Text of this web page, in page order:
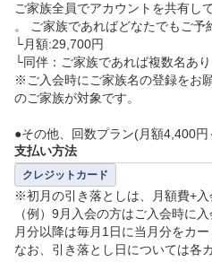
ご家族全員でアカウントを共有し
。 ご家族であればどなたでもご予
└月額:29,700円
└同伴：ご家族であれば複数名あり
※ご入会時にご家族名の登録をお
のご家族が対象です。
●その他、回数プラン(月額4,400円
支払い方法
クレジットカード
※初月の引き落としは、月額費+入
（例）9月入会の方はご入会時に
月分以降は毎月1日に当月分をカー
なお、引き落とし日については各